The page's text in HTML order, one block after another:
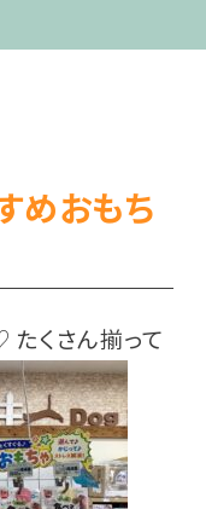
めおもち
くさん揃って